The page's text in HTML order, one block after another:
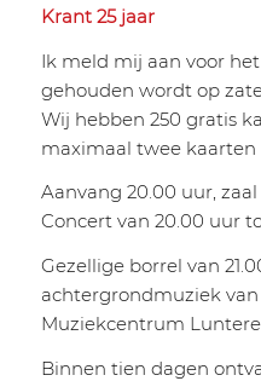
Krant 25 jaar
Ik meld mij aan voor
gehouden wordt op
Wij hebben 250 gratis
maximaal twee kaarten
Aanvang 20.00 uur, zaal
Concert van 20.00 uur
Gezellige borrel van
achtergrondmuziek
Muziekcentrum
Binnen tien dagen